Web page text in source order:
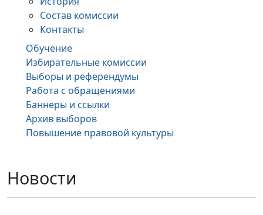
Состав комиссии
Контакты
Обучение
Избирательные комиссии
Выборы и референдумы
Работа с обращениями
Баннеры и ссылки
Архив выборов
Повышение правовой культуры
Новости